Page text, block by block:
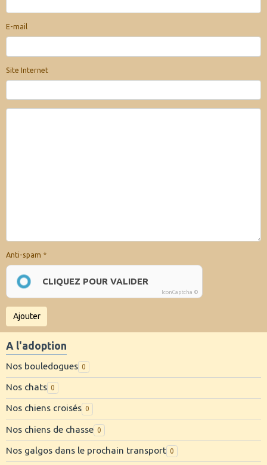
E-mail
Site Internet
Anti-spam
CLIQUEZ POUR VALIDER
IconCaptcha ©
Ajouter
A l'adoption
Nos bouledogues 0
Nos chats 0
Nos chiens croisés 0
Nos chiens de chasse 0
Nos galgos dans le prochain transport 0